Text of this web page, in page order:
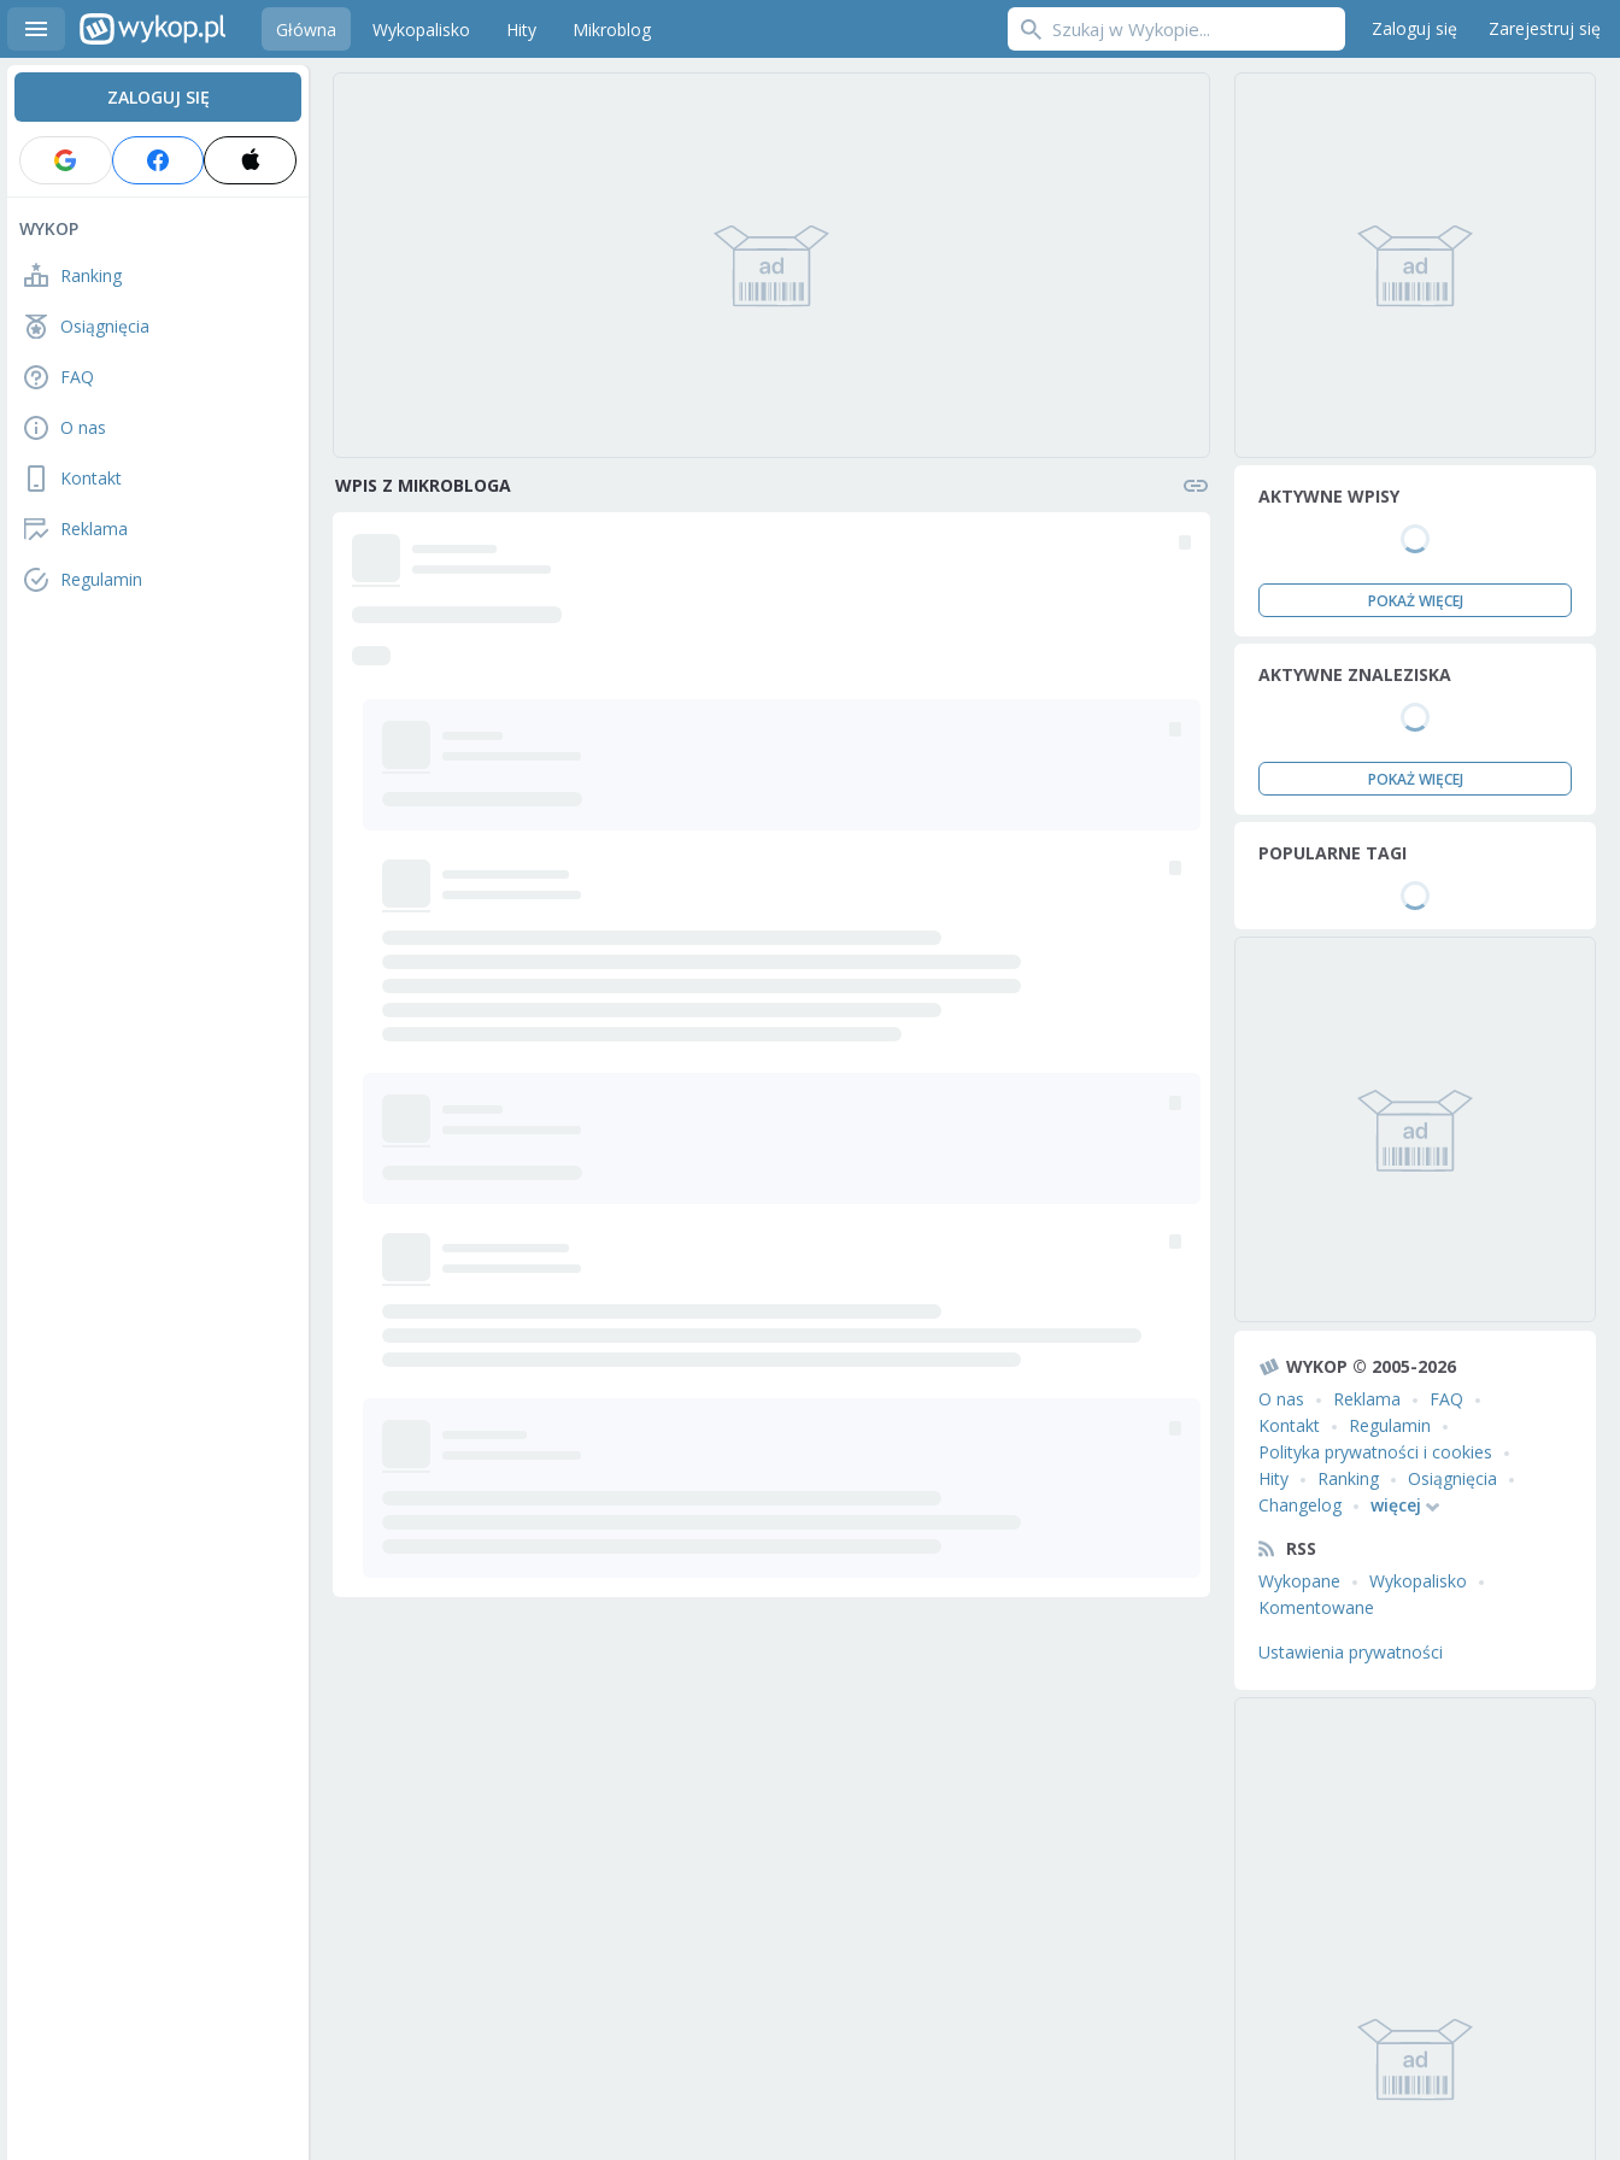
Główna Wykopalisko Hity Mikroblog Zaloguj się Zarejestruj się
ZALOGUJ SIĘ
WYKOP
Ranking
Osiągnięcia
FAQ
O nas
Kontakt
Reklama
Regulamin
WPIS Z MIKROBLOGA AKTYWNE WPISY
POKAŻ WIĘCEJ
AKTYWNE ZNALEZISKA
POKAŻ WIĘCEJ
POPULARNE TAGI
WYKOP © 2005-2026
O nas
Reklama
FAQ
Kontakt
Regulamin
Polityka prywatności i cookies
Hity
Ranking
Osiągnięcia
Changelog
więcej
RSS
Wykopane
Wykopalisko
Komentowane
Ustawienia prywatności